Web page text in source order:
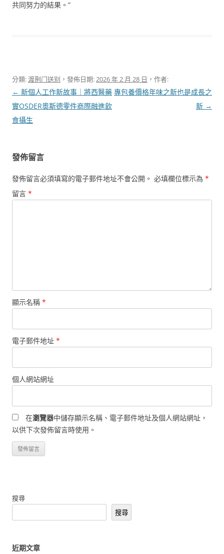
共同努力的結果。”
分類:渡荆门送别 ，發佈日期:2026 年 2 月 28 日 ，作者:
文
章
導
← 新個人工作新故事｜將西醫藥
實OSDER奧斯德零件商際融進飲
食攝生
專包養價格年味之新也是成長之
新 →
發佈留言
發佈留言必須填寫的電子郵件地址不會公開。 必填欄位標示為 *
留言 *
顯示名稱 *
電子郵件地址 *
個人網站網址
在瀏覽器中儲存顯示名稱、電子郵件地址及個人網站網址，
以供下次發佈留言時使用。
搜尋
搜尋
近期文章